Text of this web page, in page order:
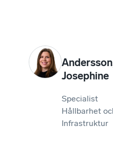
Andersson
Josephine
Specialist
Hållbarhet
Infrastruktur